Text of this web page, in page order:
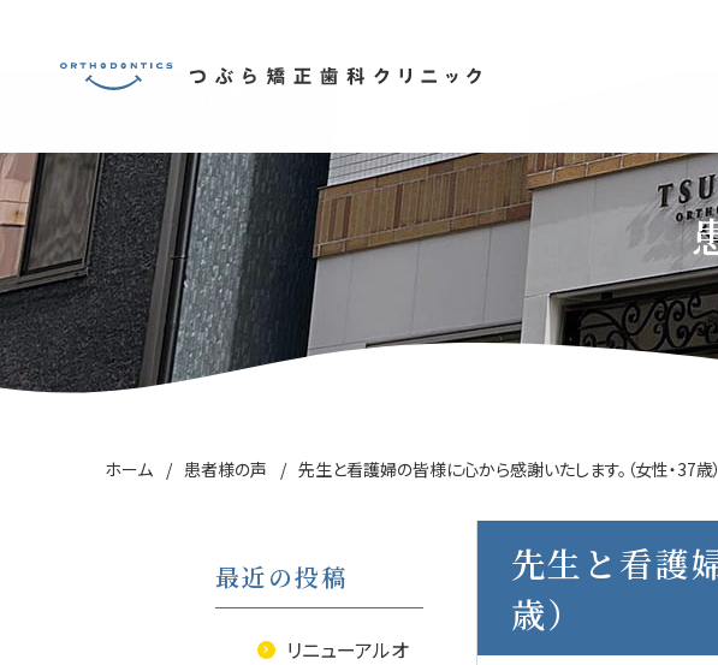
ホーム 患者様の声 先生と看護婦の皆様に心から感謝いたします。（女性・37歳）
先生と看護
歳）
最近の投稿
リニューアルオ